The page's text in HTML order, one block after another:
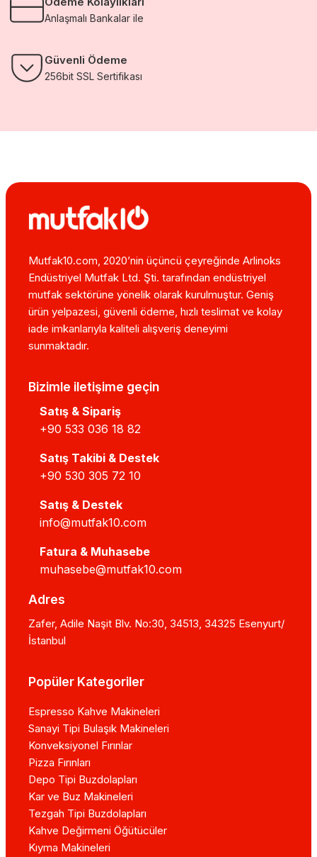
Anlaşmalı Bankalar ile
Güvenli Ödeme
256bit SSL Sertifikası
Mutfak10.com, 2020’nin üçüncü çeyreğinde Arlinoks
Endüstriyel Mutfak Ltd. Şti. tarafından endüstriyel
mutfak sektörüne yönelik olarak kurulmuştur. Geniş
ürün yelpazesi, güvenli ödeme, hızlı teslimat ve kolay
iade imkanlarıyla kaliteli alışveriş deneyimi
sunmaktadır.
Bizimle iletişime geçin
Satış & Sipariş
+90 533 036 18 82
Satış Takibi & Destek
+90 530 305 72 10
Satış & Destek
info@mutfak10.com
Fatura & Muhasebe
muhasebe@mutfak10.com
Adres
Zafer, Adile Naşit Blv. No:30, 34513, 34325 Esenyurt/
İstanbul
Popüler Kategoriler
Espresso Kahve Makineleri
Sanayi Tipi Bulaşık Makineleri
Konveksiyonel Fırınlar
Pizza Fırınları
Depo Tipi Buzdolapları
Kar ve Buz Makineleri
Tezgah Tipi Buzdolapları
Kahve Değirmeni Öğütücüler
Kıyma Makineleri